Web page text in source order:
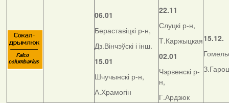
06.01
Бераставіцкі р-н,
Дз.Вінчэўскі і інш.
15.01
Шчучынскі р-н,
А.Храмогін
22.11
Слуцкі р-н,
Т.Каржыцкая
02.01
Чэрвенскі р-
н,
Г.Ардзюк
15.12.